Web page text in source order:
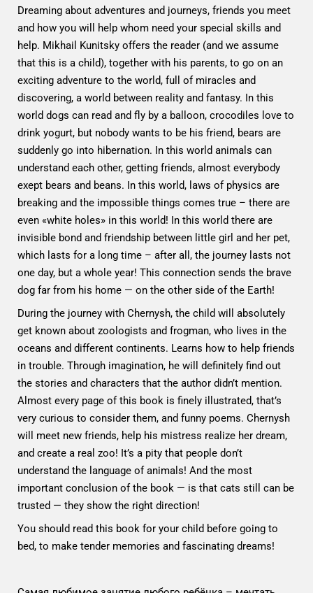
Dreaming about adventures and journeys, friends you meet
and how you will help whom need your special skills and
help. Mikhail Kunitsky offers the reader (and we assume
that this is a child), together with his parents, to go on an
exciting adventure to the world, full of miracles and
discovering, a world between reality and fantasy. In this
world dogs can read and fly by a balloon, crocodiles love to
drink yogurt, but nobody wants to be his friend, bears are
suddenly go into hibernation. In this world animals can
understand each other, getting friends, almost everybody
exept bears and beans. In this world, laws of physics are
breaking and the impossible things comes true – there are
even «white holes» in this world! In this world there are
invisible bond and friendship between little girl and her pet,
which lasts for a long time – after all, the journey lasts not
one day, but a whole year! This connection sends the brave
dog far from his home — on the other side of the Earth!
During the journey with Chernysh, the child will absolutely
get known about zoologists and frogman, who lives in the
oceans and different continents. Learns how to help friends
in trouble. Through imagination, he will definitely find out
the stories and characters that the author didn’t mention.
Almost every page of this book is finely illustrated, that’s
very curious to consider them, and funny poems. Chernysh
will meet new friends, help his mistress realize her dream,
and create a real zoo! It’s a pity that people don’t
understand the language of animals! And the most
important conclusion of the book — is that cats still can be
trusted — they show the right direction!
You should read this book for your child before going to
bed, to make tender memories and fascinating dreams!